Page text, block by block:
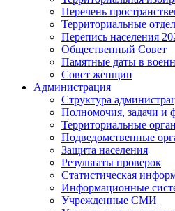
Перечень
Территориальные
Перепись населения
Общественный Совет
Памятные даты в
Совет женщин
Администрация
Структура
Полномочия, задачи и
Территориальные
Подведомственные
Защита населения
Результаты проверок
Статистическая
Информационные
Учрежденные СМИ